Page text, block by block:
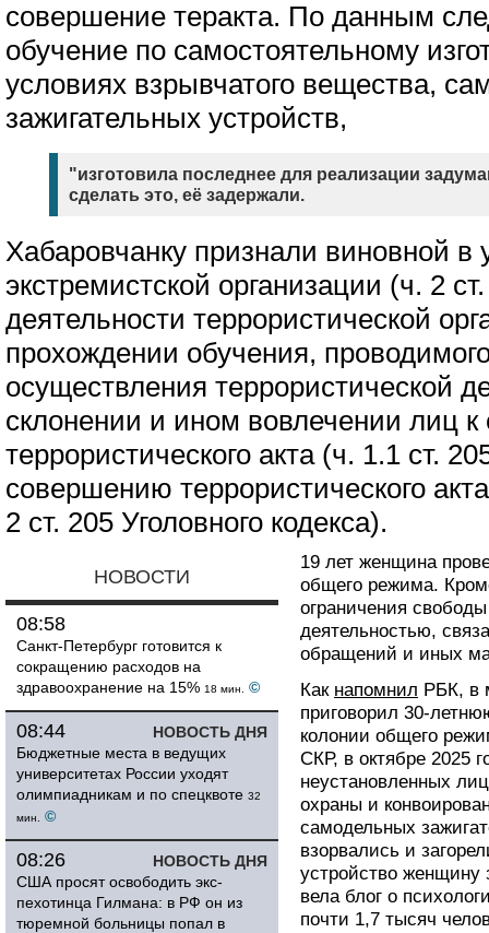
совершение теракта. По данным
обучение по самостоятельному
условиях взрывчатого вещества,
зажигательных устройств,
"изготовила последнее для реализации
сделать это, её задержали.
Хабаровчанку признали виновной в
экстремистской организации (ч. 2
деятельности террористической
прохождении обучения,
осуществления террористической
склонении и ином вовлечении лиц
террористического акта (ч. 1.1 ст.
совершению террористического
2 ст. 205 Уголовного кодекса).
НОВОСТИ
08:58
Санкт-Петербург готовится к
сокращению расходов на
здравоохранение на 15% 18 мин. ©
НОВОСТЬ ДНЯ
08:44
Бюджетные места в ведущих
университетах России уходят
олимпиадникам и по спецквоте 32
мин.
©
НОВОСТЬ ДНЯ
08:26
США просят освободить экс-
пехотинца Гилмана: в РФ он из
тюремной больницы попал в
19 лет женщина
общего режима.
ограничения
деятельностью,
обращений и иных
Как напомнил РБК, в
приговорил 30-
колонии общего
СКР, в октябре 2025
неустановленных
охраны и
самодельных
взорвались и
устройство
вела блог о
почти 1,7 тысяч